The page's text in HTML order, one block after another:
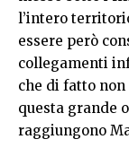
l’intero
essere però
collegamenti
che di fatto
questa grande
raggiungono